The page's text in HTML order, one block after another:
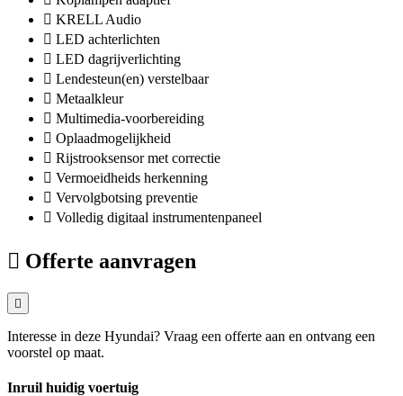
KRELL Audio
LED achterlichten
LED dagrijverlichting
Lendesteun(en) verstelbaar
Metaalkleur
Multimedia-voorbereiding
Oplaadmogelijkheid
Rijstrooksensor met correctie
Vermoeidheids herkenning
Vervolgbotsing preventie
Volledig digitaal instrumentenpaneel
Offerte aanvragen
Interesse in deze Hyundai? Vraag een offerte aan en ontvang een
voorstel op maat.
Inruil huidig voertuig